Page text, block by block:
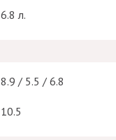
6.8 л.
8.9 / 5.5 / 6.8
10.5